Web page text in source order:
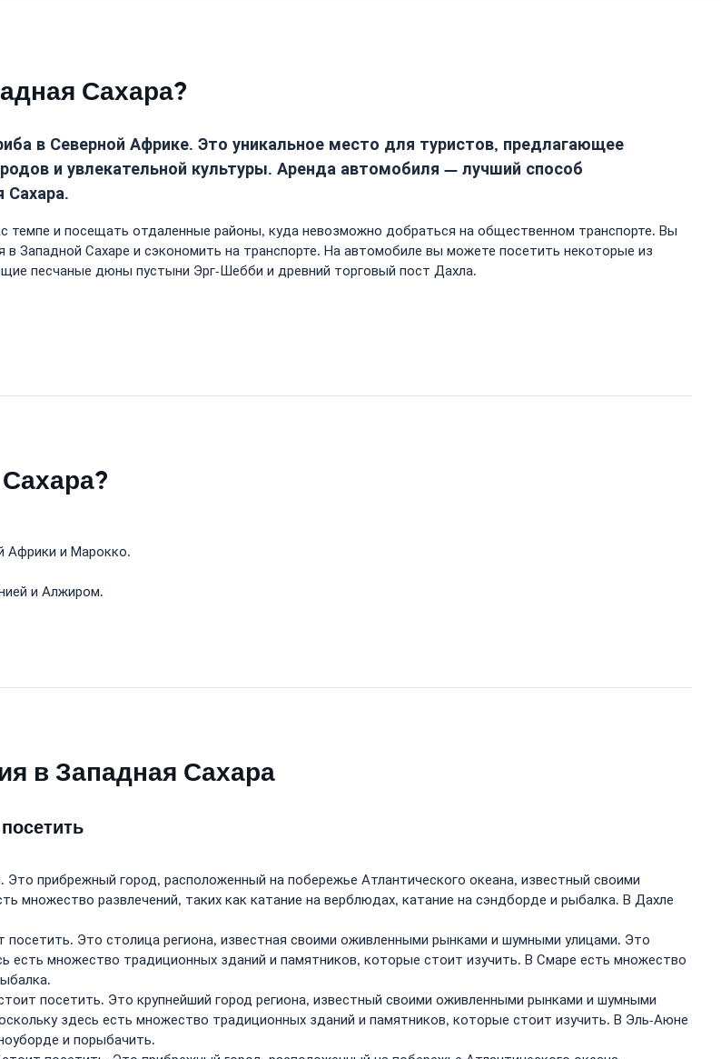
Сахара?
в Северной Африке. Это уникальное место для туристов, предлагающее
и увлекательной культуры. Аренда автомобиля — лучший способ
темпе и посещать отдаленные районы, куда невозможно добраться на общественном транспорте. Вы
Западной Сахаре и сэкономить на транспорте. На автомобиле вы можете посетить некоторые из
песчаные дюны пустыни Эрг-Шебби и древний торговый пост Дахла.
Африки и Марокко.
и Алжиром.
в Западная Сахара
прибрежный город, расположенный на побережье Атлантического океана, известный своими
множество развлечений, таких как катание на верблюдах, катание на сэндборде и рыбалка. В Дахле
Это столица региона, известная своими оживленными рынками и шумными улицами. Это
есть множество традиционных зданий и памятников, которые стоит изучить. В Смаре есть множество
посетить. Это крупнейший город региона, известный своими оживленными рынками и шумными
здесь есть множество традиционных зданий и памятников, которые стоит изучить. В Эль-Аюне
и порыбачить.